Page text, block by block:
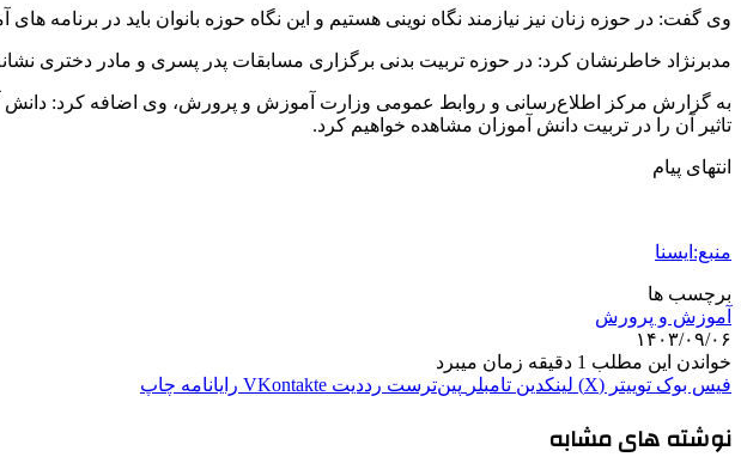
وی گفت: در حوزه زنان نیز نیازمند نگاه نوینی هستیم و این نگاه حوزه بانوان باید در برنامه
مدبرنژاد خاطرنشان کرد: در حوزه تربیت بدنی برگزاری مسابقات پدر پسری و مادر دختری
به گزارش مرکز اطلاع‌رسانی و روابط عمومی وزارت آموزش و پرورش، وی اضافه کرد: دانش
تاثیر آن را در تربیت دانش آموزان مشاهده خواهیم کرد.
انتهای پیام
منبع:ایسنا
برچسب ها
آموزش و پرورش
۱۴۰۳/۰۹/۰۶
خواندن این مطلب 1 دقیقه زمان میبرد
فیس بوک توییتر (X) لینکدین ‫تامبلر ‫پین‌ترست ‫رددیت ‫VKontakte رایانامه چاپ
نوشته های مشابه